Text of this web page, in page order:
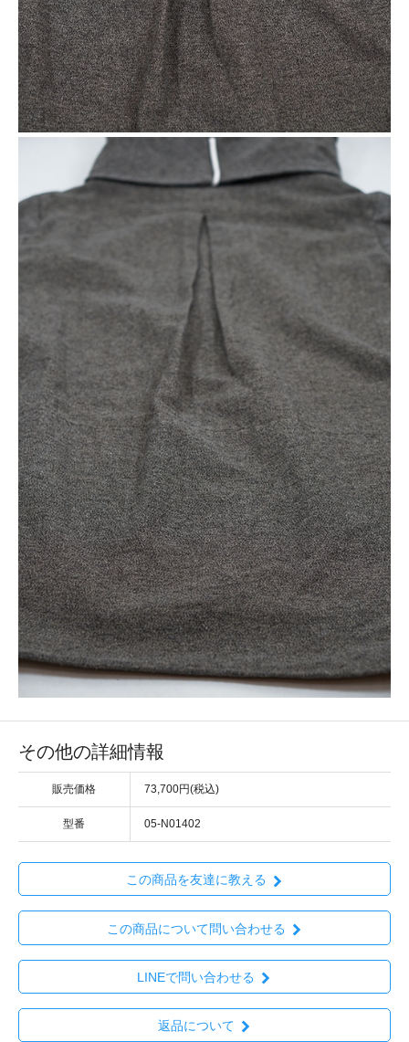
その他の詳細情報
販売価格 73,700円(税込)
型番 05-N01402
この商品を友達に教える
この商品について問い合わせる
LINEで問い合わせる
返品について